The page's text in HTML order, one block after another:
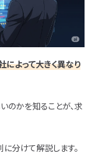
よって大きく異なり
のかを知ることが、求
分けて解説します。